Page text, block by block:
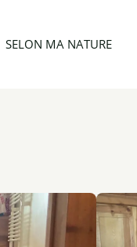
SELON MA NATURE